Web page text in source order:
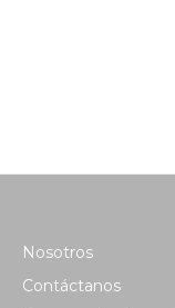
Nosotros
Contáctanos